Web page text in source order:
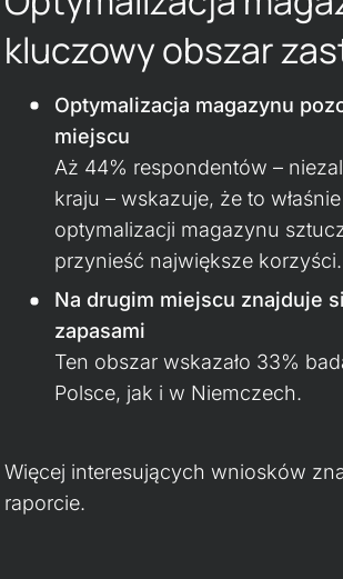
kluczowy obszar
Optymalizacja magazynu
miejscu
Aż 44% respondentów –
kraju – wskazuje, że to
optymalizacji magazynu
przynieść największe korzyści.
Na drugim miejscu znajduje
zapasami
Ten obszar wskazało 33%
Polsce, jak i w Niemczech.
Więcej interesujących wniosków
raporcie.